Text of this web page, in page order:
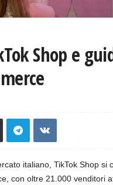
Shop e
italiano, TikTok Shop si
con oltre 21.000 venditori